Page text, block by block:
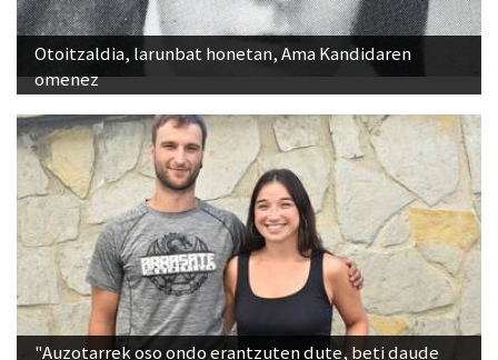
Otoitzaldia, larunbat honetan, Ama Kandidaren
omenez
"Auzotarrek oso ondo erantzuten dute, beti daude